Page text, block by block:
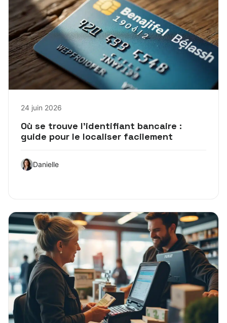
24 juin 2026
Où se trouve l’identifiant bancaire :
guide pour le localiser facilement
Danielle